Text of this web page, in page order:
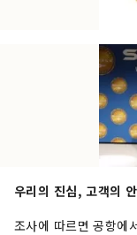
우리의 진심, 고객의
조사에 따르면 공항에